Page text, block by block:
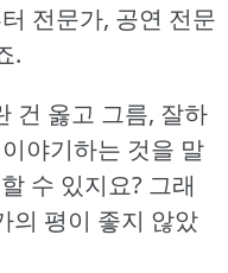
전문가, 공연 전문
.
건 옳고 그름, 잘하
야기하는 것을 말
수 있지요? 그래
의 평이 좋지 않았